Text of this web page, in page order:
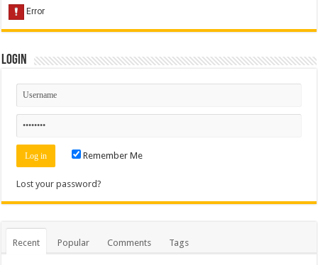
Login
Remember Me
Lost your password?
Recent Popular Comments Tags